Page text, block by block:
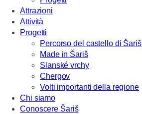
Attrazioni
Attività
Progetti
Percorso del castello di Šariš
Made in Šariš
Slanské vrchy
Chergov
Volti importanti della regione
Chi siamo
Conoscere Šariš